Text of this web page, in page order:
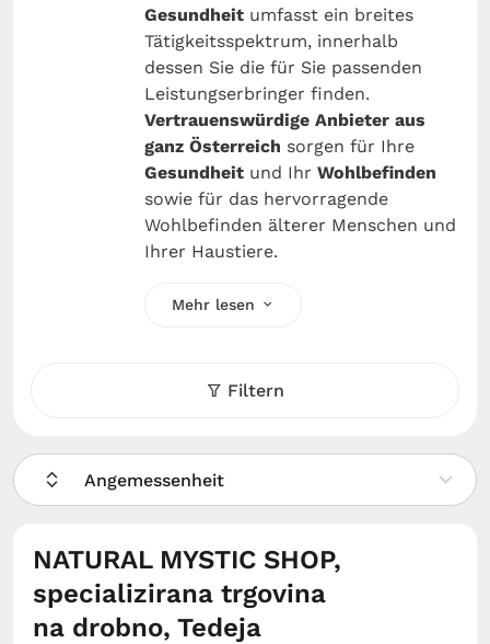
Gesundheit umfasst ein breites
Tätigkeitsspektrum, innerhalb
dessen Sie die für Sie passenden
Leistungserbringer finden.
Vertrauenswürdige Anbieter aus
ganz Österreich sorgen für Ihre
Gesundheit und Ihr Wohlbefinden
sowie für das hervorragende
Wohlbefinden älterer Menschen und
Ihrer Haustiere.
Mehr lesen
Filtern
Angemessenheit
NATURAL MYSTIC SHOP,
specializirana trgovina
na drobno, Tedeja